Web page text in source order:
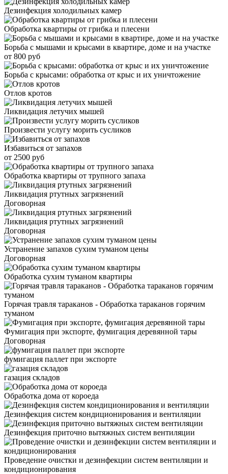
Дезинфекция холодильных камер
Обработка квартиры от грибка и плесени
Борьба с мышами и крысами в квартире, доме и на участке
от 800 руб
Борьба с крысами: обработка от крыс и их уничтожение
Отлов кротов
Ликвидация летучих мышей
Произвести услугу морить сусликов
Избавиться от запахов
от 2500 руб
Обработка квартиры от трупного запаха
Ликвидация ртутных загрязнений
Договорная
Ликвидация ртутных загрязнений
Договорная
Устранение запахов сухим туманом цены
Договорная
Обработка сухим туманом квартиры
Горячая травля тараканов - Обработка тараканов горячим
туманом
Фумигация при экспорте, фумигация деревянной тары
Договорная
фумигация паллет при экспорте
газация складов
Обработка дома от короеда
Дезинфекция систем кондиционирования и вентиляции
Дезинфекция приточно вытяжных систем вентиляции
Проведение очистки и дезинфекции систем вентиляции и
кондиционирования